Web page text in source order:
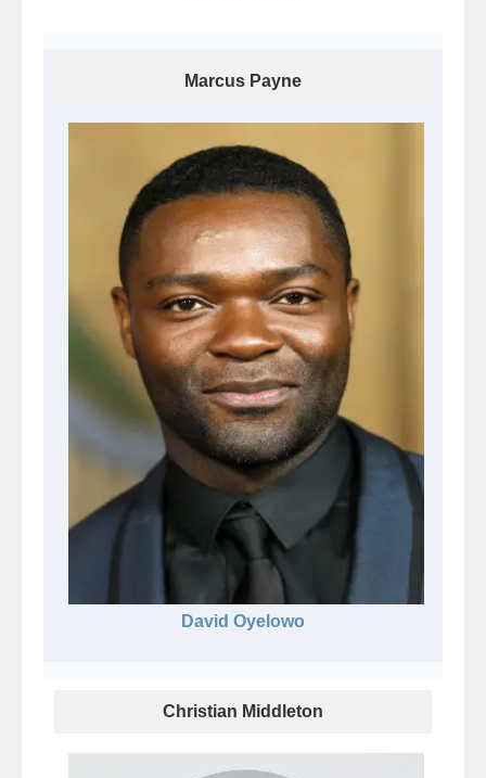
Marcus Payne
David Oyelowo
Christian Middleton